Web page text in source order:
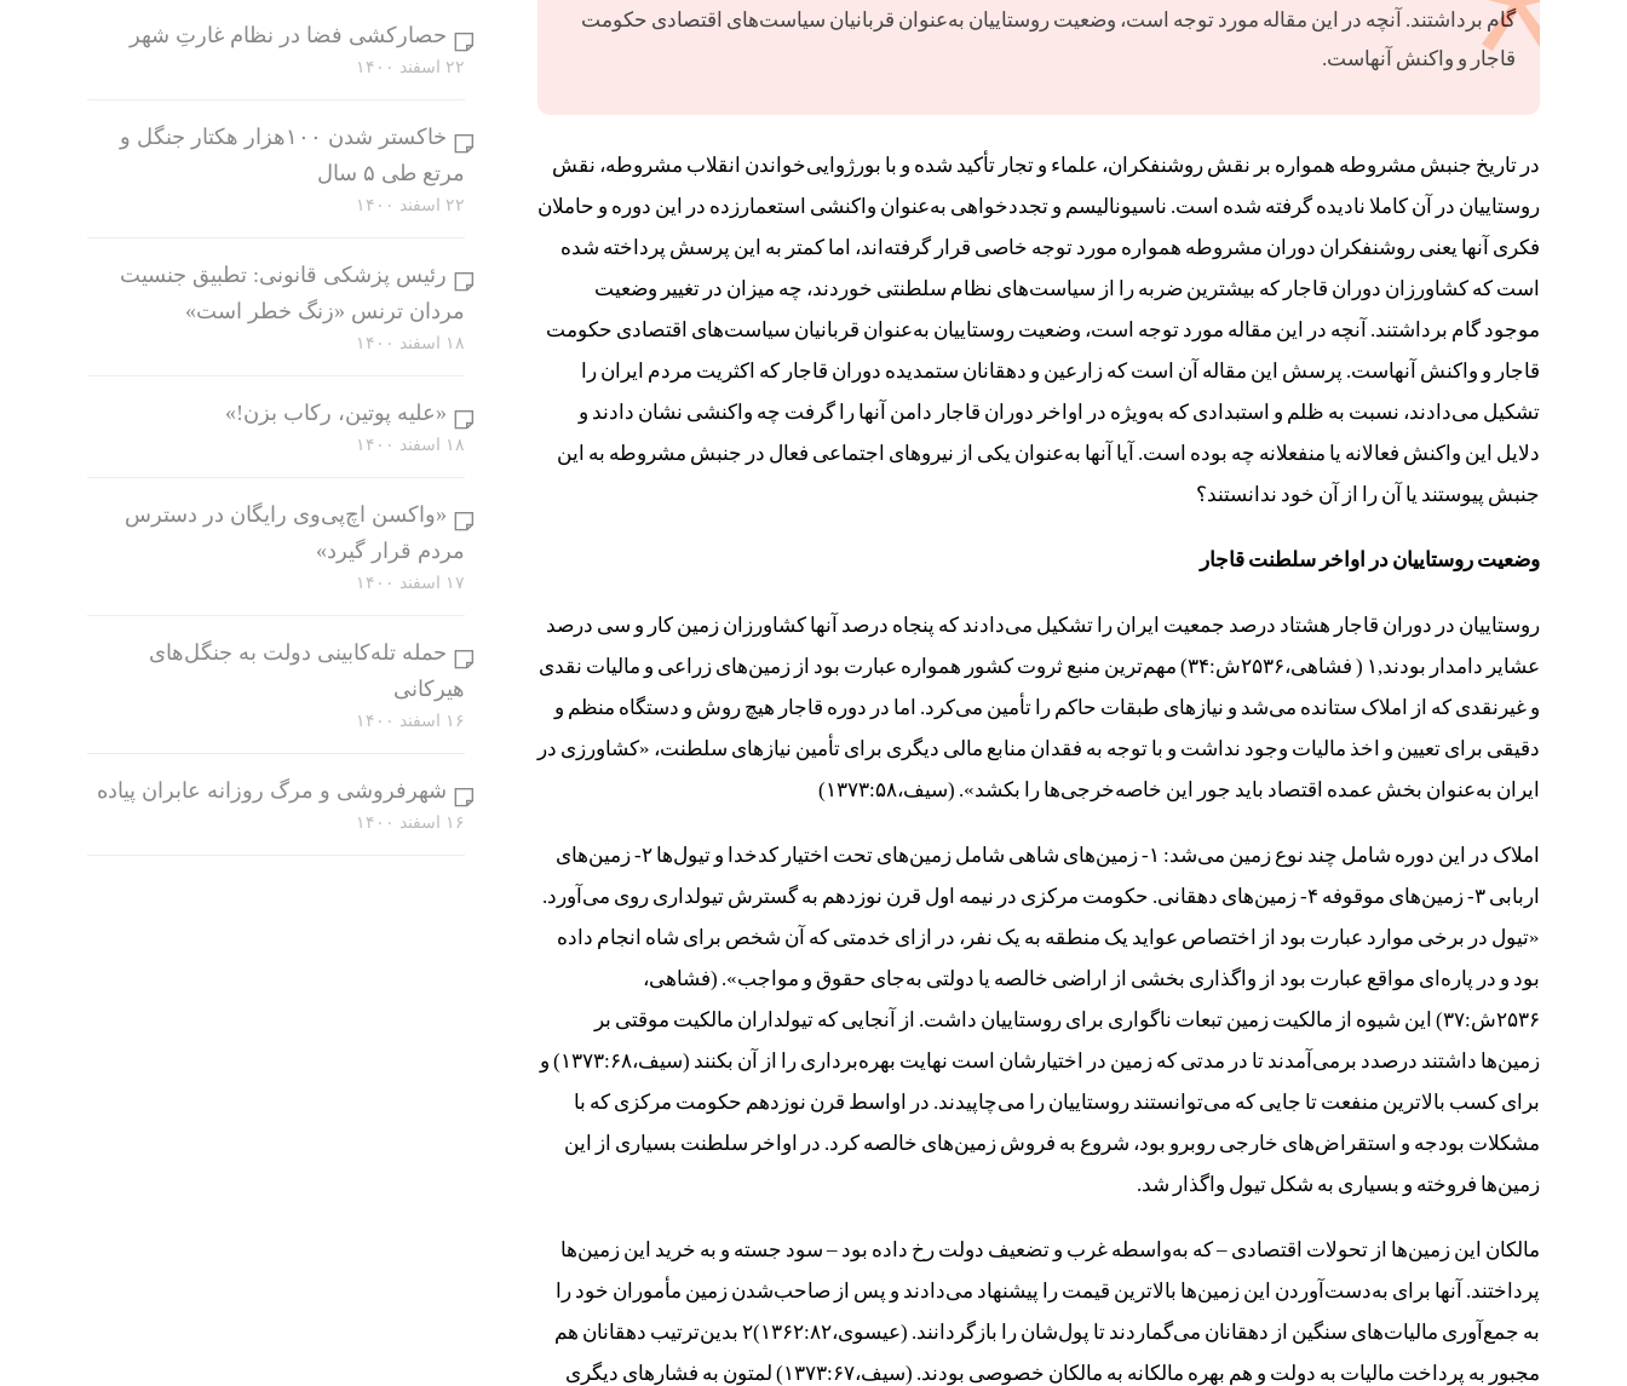
گام برداشتند. آنچه در این مقاله مورد توجه است، وضعیت روستاییان به‌عنوان قربانیان سیاست‌های اقتصادی حکومت
قاجار و واکنش آنهاست.
در تاریخ جنبش مشروطه همواره بر نقش روشنفکران، علماء و تجار تأکید شده و با بورژوایی‌خواندن انقلاب مشروطه، نقش
روستاییان در آن کاملا نادیده گرفته شده است. ناسیونالیسم و تجددخواهی به‌عنوان واکنشی استعمارزده در این دوره و حاملان
فکری آنها یعنی روشنفکران دوران مشروطه همواره مورد توجه خاصی قرار گرفته‌اند، اما کمتر به این پرسش پرداخته شده
است که کشاورزان دوران قاجار که بیشترین ضربه را از سیاست‌های نظام سلطنتی خوردند، چه میزان در تغییر وضعیت
موجود گام برداشتند. آنچه در این مقاله مورد توجه است، وضعیت روستاییان به‌عنوان قربانیان سیاست‌های اقتصادی حکومت
قاجار و واکنش آنهاست. پرسش این مقاله آن است که زارعین و دهقانان ستمدیده دوران قاجار که اکثریت مردم ایران را
تشکیل می‌دادند، نسبت به ظلم و استبدادی که به‌ویژه در اواخر دوران قاجار دامن آنها را گرفت چه واکنشی نشان دادند و
دلایل این واکنش فعالانه یا منفعلانه چه بوده است. آیا آنها به‌عنوان یکی از نیروهای اجتماعی فعال در جنبش مشروطه به این
جنبش پیوستند یا آن را از آن خود ندانستند؟
وضعیت روستاییان در اواخر سلطنت قاجار
روستاییان در دوران قاجار هشتاد درصد جمعیت ایران را تشکیل می‌دادند که پنجاه درصد آنها کشاورزان زمین کار و سی درصد
عشایر دامدار بودند,۱ ( فشاهی،۲۵۳۶ش:۳۴) مهم‌ترین منبع ثروت کشور همواره عبارت بود از زمین‌های زراعی و مالیات نقدی
و غیرنقدی که از املاک ستانده می‌شد و نیازهای طبقات حاکم را تأمین می‌کرد. اما در دوره قاجار هیچ روش و دستگاه منظم و
دقیقی برای تعیین و اخذ مالیات وجود نداشت و با توجه به فقدان منابع مالی دیگری برای تأمین نیازهای سلطنت، «کشاورزی در
ایران به‌عنوان بخش عمده اقتصاد باید جور این خاصه‌خرجی‌ها را بکشد». (سیف،۱۳۷۳:۵۸)
املاک در این دوره شامل چند نوع زمین می‌شد: ۱- زمین‌های شاهی شامل زمین‌های تحت اختیار کدخدا و تیول‌ها ۲- زمین‌های
اربابی ۳- زمین‌های موقوفه ۴- زمین‌های دهقانی. حکومت مرکزی در نیمه اول قرن نوزدهم به گسترش تیولداری روی می‌آورد.
«تیول در برخی موارد عبارت بود از اختصاص عواید یک منطقه به یک نفر، در ازای خدمتی که آن شخص برای شاه انجام داده
بود و در پاره‌ای مواقع عبارت بود از واگذاری بخشی از اراضی خالصه یا دولتی به‌جای حقوق و مواجب». (فشاهی،
۲۵۳۶ش:۳۷) این شیوه از مالکیت زمین‌ تبعات ناگواری برای روستاییان داشت. از آنجایی که تیولداران مالکیت موقتی بر
زمین‌ها داشتند درصدد برمی‌آمدند تا در مدتی که زمین در اختیارشان است نهایت بهره‌برداری را از آن بکنند (سیف،۱۳۷۳:۶۸) و
برای کسب بالاترین منفعت تا جایی که می‌توانستند روستاییان را می‌چاپیدند. در اواسط قرن نوزدهم حکومت مرکزی که با
مشکلات بودجه و استقراض‌های خارجی روبرو بود، شروع به فروش زمین‌های خالصه کرد. در اواخر سلطنت بسیاری از این
زمین‌ها فروخته و بسیاری به شکل تیول واگذار شد.
مالکان این زمین‌ها از تحولات اقتصادی – که به‌واسطه غرب و تضعیف دولت رخ داده بود – سود جسته و به خرید این زمین‌ها
پرداختند. آنها برای به‌دست‌آوردن این زمین‌ها بالاترین قیمت را پیشنهاد می‌دادند و پس از صاحب‌شدن زمین مأموران خود را
به جمع‌آوری مالیات‌های سنگین از دهقانان می‌گماردند تا پول‌شان را بازگردانند. (عیسوی،۱۳۶۲:۸۲)۲ بدین‌ترتیب دهقانان هم
مجبور به پرداخت مالیات به دولت و هم بهره مالکانه به مالکان خصوصی بودند. (سیف،۱۳۷۳:۶۷) لمتون به فشارهای دیگری
حصارکشی فضا در نظام غارتِ شهر
۲۲ اسفند ۱۴۰۰
خاکستر شدن ۱۰۰هزار هکتار جنگل و
مرتع طی ۵ سال
۲۲ اسفند ۱۴۰۰
رئیس پزشکی قانونی: تطبیق جنسیت
مردان ترنس «زنگ خطر است»
۱۸ اسفند ۱۴۰۰
«علیه پوتین، رکاب بزن!»
۱۸ اسفند ۱۴۰۰
«واکسن اچ‌پی‌وی رایگان در دسترس
مردم قرار گیرد»
۱۷ اسفند ۱۴۰۰
حمله تله‌کابینی دولت به جنگل‌های
هیرکانی
۱۶ اسفند ۱۴۰۰
شهرفروشی و مرگ روزانه عابران پیاده
۱۶ اسفند ۱۴۰۰